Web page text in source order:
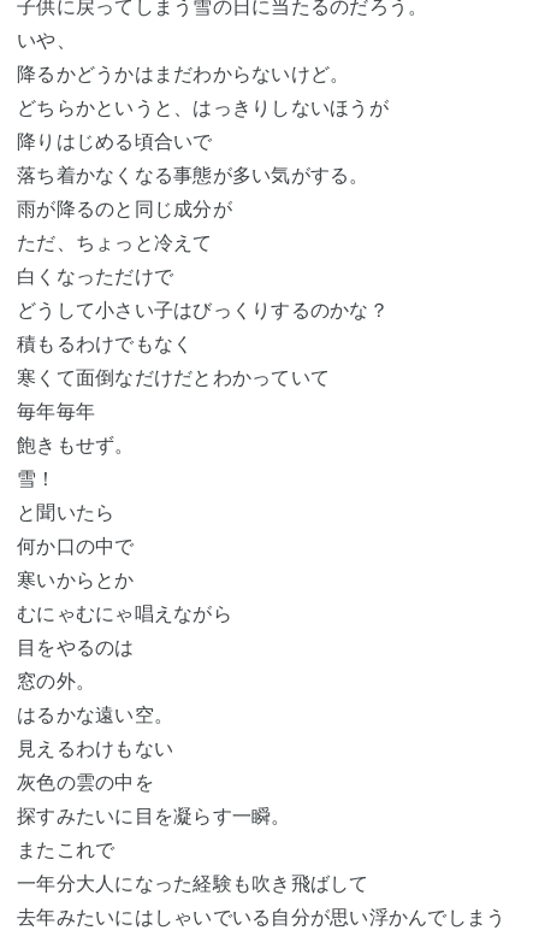
子供に戻ってしまう雪の日に当たるのだろう。
いや、
降るかどうかはまだわからないけど。
どちらかというと、はっきりしないほうが
降りはじめる頃合いで
落ち着かなくなる事態が多い気がする。
雨が降るのと同じ成分が
ただ、ちょっと冷えて
白くなっただけで
どうして小さい子はびっくりするのかな？
積もるわけでもなく
寒くて面倒なだけだとわかっていて
毎年毎年
飽きもせず。
雪！
と聞いたら
何か口の中で
寒いからとか
むにゃむにゃ唱えながら
目をやるのは
窓の外。
はるかな遠い空。
見えるわけもない
灰色の雲の中を
探すみたいに目を凝らす一瞬。
またこれで
一年分大人になった経験も吹き飛ばして
去年みたいにはしゃいでいる自分が思い浮かんでしまう